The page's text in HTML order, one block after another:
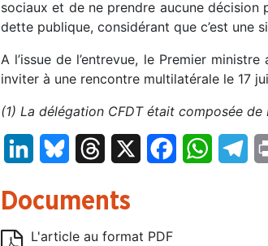
sociaux et de ne prendre aucune
dette publique, considérant que c’est une
A l’issue de l’entrevue, le Premier
inviter à une rencontre multilatérale le 17
(1) La délégation CFDT était composée
LinkedInBluesky Threads Facebook
Documents
L'article au format PDF